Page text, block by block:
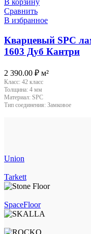
В корзину
Сравнить
В избранное
Кварцевый SPC
1603 Дуб Кантри
2 390.00 ₽ м²
Класс: 42 класс
Толщина: 4 мм
Материал: SPC
Тип соединения: Замковое
Union
Tarkett
SpaceFloor